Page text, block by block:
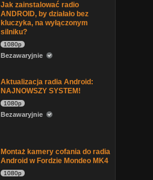
Jak zainstalować radio
ANDROID, by działało bez
kluczyka, na wyłączonym
silniku?
1080p
Bezawaryjnie
Aktualizacja radia Android:
NAJNOWSZY SYSTEM!
1080p
Bezawaryjnie
Montaż kamery cofania do radia
Android w Fordzie Mondeo MK4
1080p